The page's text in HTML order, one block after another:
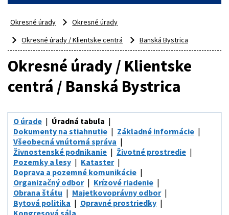
Okresné úrady
Okresné úrady
Okresné úrady / Klientske centrá
Banská Bystrica
Okresné úrady / Klientske
centrá / Banská Bystrica
O úrade
Úradná tabuľa
Dokumenty na stiahnutie
Základné informácie
Všeobecná vnútorná správa
Živnostenské podnikanie
Životné prostredie
Pozemky a lesy
Kataster
Doprava a pozemné komunikácie
Organizačný odbor
Krízové riadenie
Obrana štátu
Majetkovoprávny odbor
Bytová politika
Opravné prostriedky